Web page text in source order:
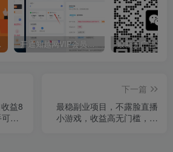
败者。 开通知越网VIP会员，尊享全站资源免费下载，享70%的推广提成！！【限时五折优惠】
益8
做
下一篇
最稳副业项目，不露脸直播
小游戏，收益高无门槛，一